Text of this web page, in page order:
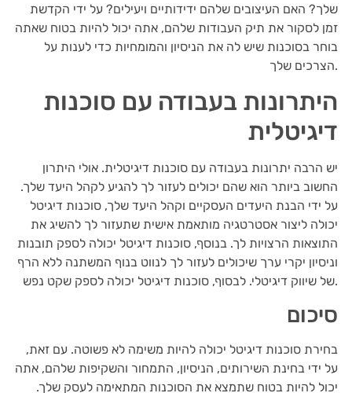
שלך? האם העיצובים שלהם ידידותיים ויעילים? על ידי הקדשת
זמן לסקור את תיק העבודות שלהם, אתה יכול להיות בטוח שאתה
בוחר בסוכנות שיש לה את הניסיון והמומחיות כדי לענות על
הצרכים שלך.
היתרונות בעבודה עם סוכנות
דיגיטלית
יש הרבה יתרונות בעבודה עם סוכנות דיגיטלית. אולי היתרון
החשוב ביותר הוא שהם יכולים לעזור לך להגיע לקהל היעד שלך.
על ידי הבנת היעדים העסקיים וקהל היעד שלך, סוכנות דיגיטל
יכולה ליצור אסטרטגיה מותאמת אישית שתעזור לך להשיג את
התוצאות הרצויות לך. בנוסף, סוכנות דיגיטל יכולה לספק תובנות
וניסיון יקרי ערך שיכולים לעזור לך לנווט בנוף המשתנה ללא הרף
של שיווק דיגיטלי. לבסוף, סוכנות דיגיטל יכולה לספק שקט נפש.
סיכום
בחירת סוכנות דיגיטל יכולה להיות משימה לא פשוטה. עם זאת,
על ידי בחינת השירותים, הניסיון, התמחור והשקיפות שלהם, אתה
יכול להיות בטוח שתמצא את הסוכנות המתאימה לעסק שלך.